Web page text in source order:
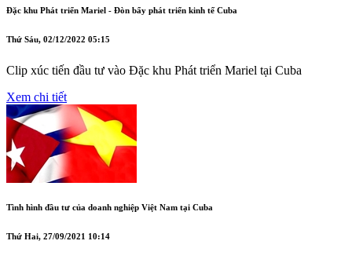
Đặc khu Phát triển Mariel - Đòn bẩy phát triển kinh tế Cuba
Thứ Sáu, 02/12/2022 05:15
Clip xúc tiến đầu tư vào Đặc khu Phát triển Mariel tại Cuba
Xem chi tiết
Tình hình đầu tư của doanh nghiệp Việt Nam tại Cuba
Thứ Hai, 27/09/2021 10:14